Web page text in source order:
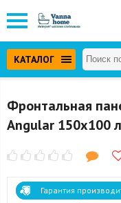
КАТАЛОГ
Фронтальная
Angular 150x100
Гарантия